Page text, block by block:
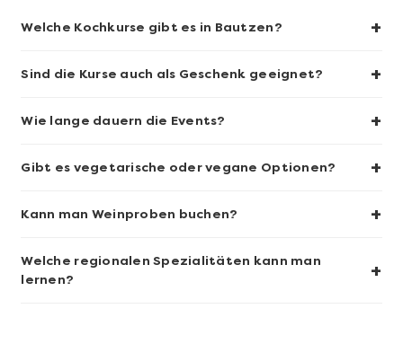
Niveau
Welche Kochkurse gibt es in Bautzen? +
Sind die Kurse auch als Geschenk geeignet? +
Wie lange dauern die Events? +
Gibt es vegetarische oder vegane Optionen? +
Kann man Weinproben buchen? +
Welche regionalen Spezialitäten kann man
lernen?
+